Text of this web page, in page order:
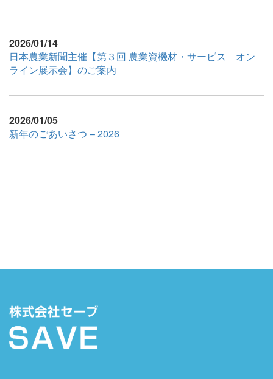
2026/01/14
日本農業新聞主催【第３回 農業資機材・サービス オン
ライン展示会】のご案内
2026/01/05
新年のごあいさつ – 2026